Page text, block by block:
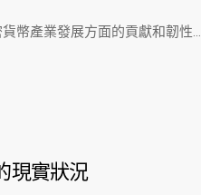
幣產業發展方面的貢獻和韌性…
現實狀況